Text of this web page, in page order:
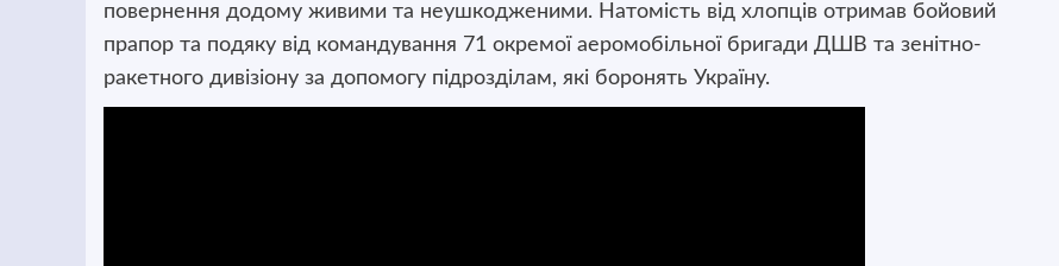
повернення додому живими та неушкодженими. Натомість від хлопців отримав бойовий
прапор та подяку від командування 71 окремої аеромобільної бригади ДШВ та зенітно-
ракетного дивізіону за допомогу підрозділам, які боронять Україну.